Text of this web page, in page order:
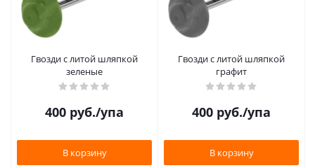
Гвозди с литой шляпкой
зеленые
400 руб./упа
В корзину
Гвозди с литой шляпкой
графит
400 руб./упа
В корзину